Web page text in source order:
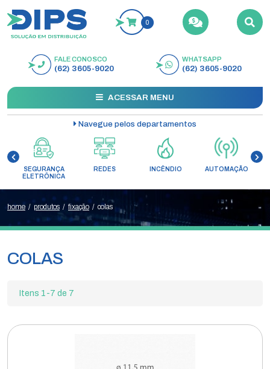
0
BUSCAR
FALE CONOSCO
(62) 3605-9020
WHATSAPP
(62) 3605-9020
ACESSAR MENU
Navegue pelos departamentos
SEGURANÇA
ELETRÔNICA
REDES INCÊNDIO AUTOMAÇÃO
home / produtos / fixação / colas
COLAS
Itens 1-7 de 7